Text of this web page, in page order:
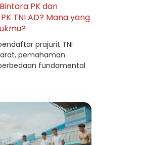
PK dan
TNI AD? Mana yang
prajurit TNI
pemahaman
fundamental